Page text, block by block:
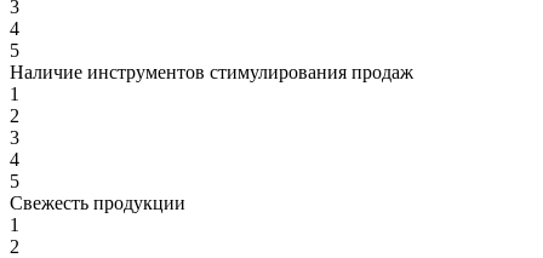
3
4
5
Наличие инструментов стимулирования продаж
1
2
3
4
5
Свежесть продукции
1
2